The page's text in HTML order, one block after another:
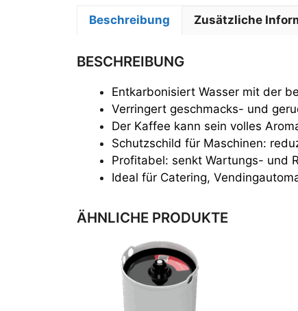
Beschreibung Zusätzliche
BESCHREIBUNG
Entkarbonisiert Wasser mit der
Verringert geschmacks- und
Der Kaffee kann sein volles
Schutzschild für Maschinen:
Profitabel: senkt Wartungs- und
Ideal für Catering,
ÄHNLICHE PRODUKTE